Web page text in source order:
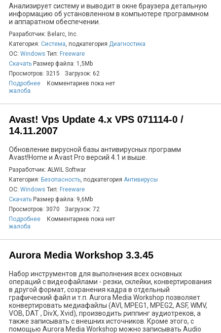
Анализирует систему и выводит в окне браузера детальную
информацию об установленном в компьютере программном
и аппаратном обеспечении.
Разработчик: Belarc, Inc.
Категория: Система, подкатегория Диагностика
ОС: Windows Тип: Freeware
Скачать Размер файла: 1,5Mb
Просмотров: 3215
Загрузок: 62
Подробнее
Комментариев пока нет
жалоба
Avast! Vps Update 4.x VPS 071114-0 /
14.11.2007
Обновление вирусной базы антивирусных программ
Avast!Home и Avast Pro версий 4.1 и выше.
Разработчик: ALWIL Softwar
Категория: Безопасность, подкатегория Антивирусы
ОС: Windows Тип: Freeware
Скачать Размер файла: 9,6Mb
Просмотров: 3070
Загрузок: 72
Подробнее
Комментариев пока нет
жалоба
Aurora Media Workshop 3.3.45
Набор инструментов для выполнения всех основных
операций с видеофайлами - резки, склейки, конвертирования
в другой формат, сохранения кадра в отдельный
графический файл и т.п. Aurora Media Workshop позволяет
конвертировать медиафайлы (AVI, MPEG1, MPEG2, ASF, WMV,
VOB, DAT , DivX, Xvid), производить риппинг аудиотреков, а
также записывать с внешних источников. Кроме этого, с
помощью Aurora Media Workshop можно записывать Audio